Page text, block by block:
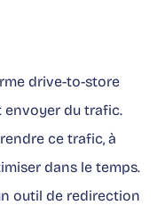
drive-to-store
envoyer du trafic.
ce trafic, à
dans le temps.
outil de redirection